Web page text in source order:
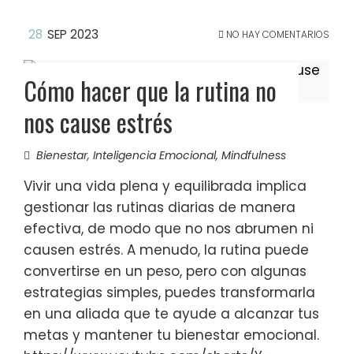
28 SEP 2023 NO HAY COMENTARIOS
Cómo hacer que la rutina no
nos cause estrés
Bienestar, Inteligencia Emocional, Mindfulness
Vivir una vida plena y equilibrada implica
gestionar las rutinas diarias de manera
efectiva, de modo que no nos abrumen ni
causen estrés. A menudo, la rutina puede
convertirse en un peso, pero con algunas
estrategias simples, puedes transformarla
en una aliada que te ayude a alcanzar tus
metas y mantener tu bienestar emocional.